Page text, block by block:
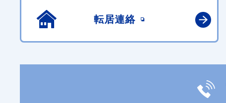
転居連絡